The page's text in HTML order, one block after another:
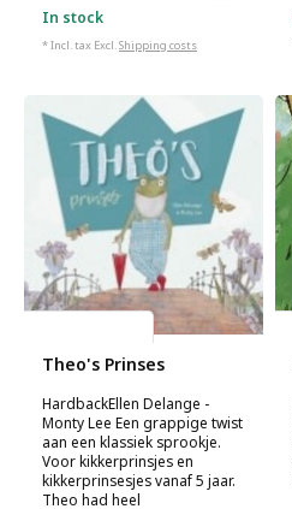
In stock
* Incl. tax Excl.Shipping costs
Theo's Prinses
HardbackEllen Delange -
Monty Lee Een grappige twist
aan een klassiek sprookje.
Voor kikkerprinsjes en
kikkerprinsesjes vanaf 5 jaar.
Theo had heel